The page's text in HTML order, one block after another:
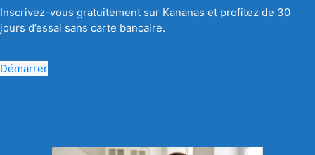
Inscrivez-vous gratuitement sur Kananas et profitez de 30
jours d’essai sans carte bancaire.
Démarrer